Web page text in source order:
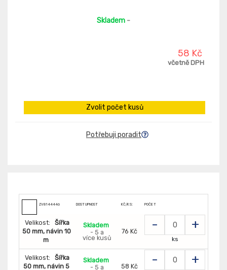
Skladem -
58 Kč
včetně DPH
Zvolit počet kusů
Potřebuji poradit
ZV8144446 DOSTUPNOST KČ/KS: POČET
Velikost:
Šířka
50 mm, návin 10
m
Skladem
- 5 a
více kusů
76 Kč - +
ks
Velikost:
Šířka
50 mm, návin 5
Skladem
- 5 a
58 Kč - +